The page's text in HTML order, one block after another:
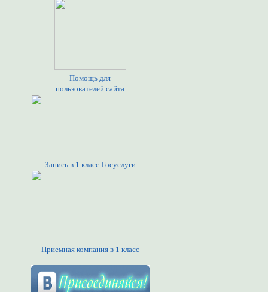
Помощь для
пользователей сайта
Запись в 1 класс Госуслуги
Приемная компания в 1 класс